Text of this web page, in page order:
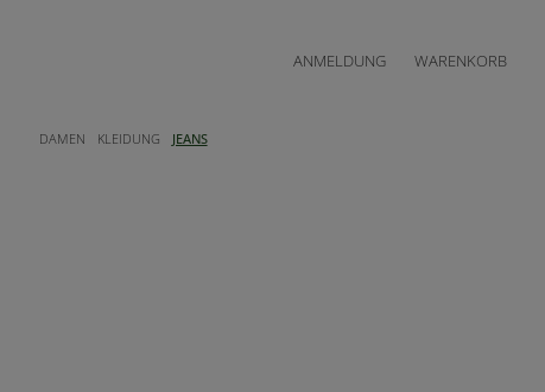
ANMELDUNG WARENKORB
DAMEN KLEIDUNG JEANS